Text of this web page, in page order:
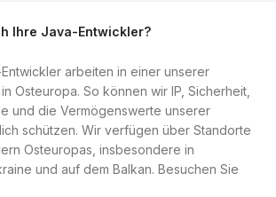
Ihre Java-Entwickler?
arbeiten in einer unserer
Osteuropa. So können wir IP, Sicherheit,
und die Vermögenswerte unserer
schützen. Wir verfügen über Standorte
Osteuropas, insbesondere in
und auf dem Balkan. Besuchen Sie